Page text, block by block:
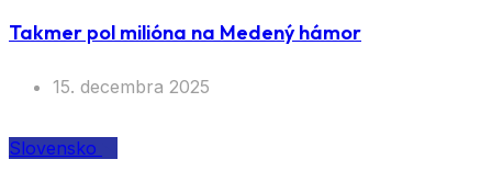
Takmer pol milióna na Medený hámor
15. decembra 2025
Slovensko